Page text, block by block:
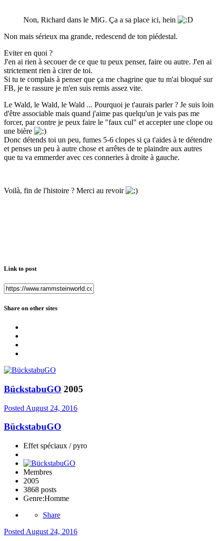
Non, Richard dans le MiG. Ça a sa place ici, hein
Non mais sérieux ma grande, redescend de ton piédestal.
Eviter en quoi ?
J'en ai rien à secouer de ce que tu peux penser, faire ou autre. J'en ai
strictement rien à cirer de toi.
Si tu te complais à penser que ça me chagrine que tu m'ai bloqué sur
FB, je te rassure je m'en suis remis assez vite.
Le Wald, le Wald, le Wald ... Pourquoi je t'aurais parler ? Je suis loin
d'être associable mais quand j'aime pas quelqu'un je vais pas me
forcer, par contre je peux faire le "faux cul" et accepter une clope ou
une bière
Donc détends toi un peu, fumes 5-6 clopes si ça t'aides à te détendre
et penses un peu à autre chose et arrêtes de te plaindre aux autres
que tu va emmerder avec ces conneries à droite à gauche.
Voilà, fin de l'histoire ? Merci au revoir
Link to post
Share on other sites
BückstabuGO 2005
Posted August 24, 2016
BückstabuGO
Effet spéciaux / pyro
Membres
2005
3868 posts
Genre:Homme
Share
Posted August 24, 2016